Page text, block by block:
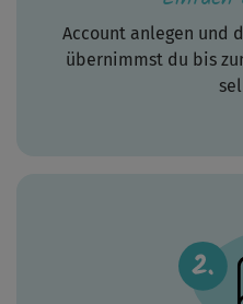
Account anlegen und
übernimmst du bis